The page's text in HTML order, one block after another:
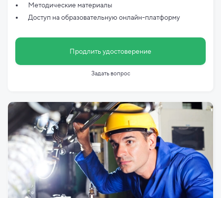
Методические материалы
Доступ на образовательную онлайн-платформу
Продлить удостоверение
Задать вопрос